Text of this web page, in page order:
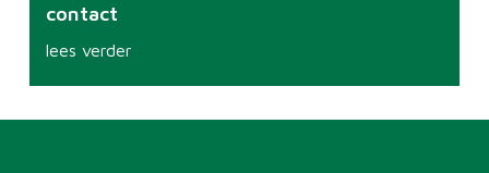
contact
lees verder